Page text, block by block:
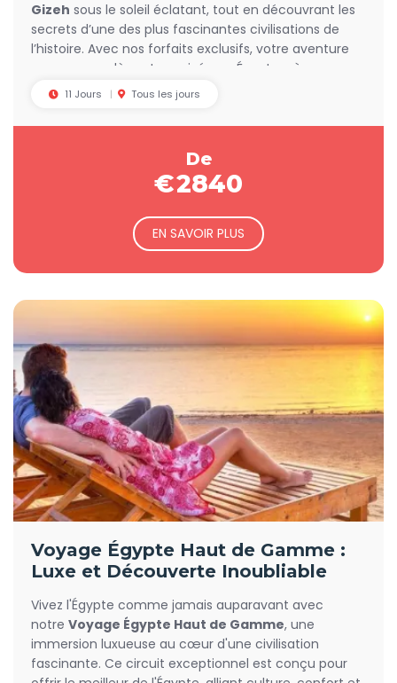
Gizeh sous le soleil éclatant, tout en découvrant les
secrets d’une des plus fascinantes civilisations de
l’histoire. Avec nos forfaits exclusifs, votre aventure
commence dès votre arrivée en Égypte, où un
accueil prestigieux vous attend.
11 Jours Tous les jours
De
€2840
EN SAVOIR PLUS
Voyage Égypte Haut de Gamme :
Luxe et Découverte Inoubliable
Vivez l'Égypte comme jamais auparavant avec
notre Voyage Égypte Haut de Gamme, une
immersion luxueuse au cœur d'une civilisation
fascinante. Ce circuit exceptionnel est conçu pour